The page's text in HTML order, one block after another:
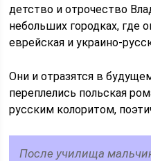
детство и отрочество
небольших городках, где
еврейская и украино-
Они и отразятся в
переплелись польская
русским колоритом,
После училища